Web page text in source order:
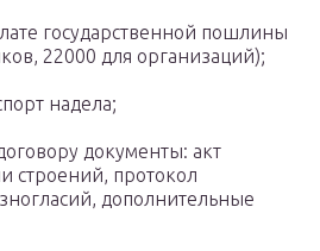
государственной пошлины
22000 для организаций);
надела;
документы: акт
строений, протокол
дополнительные